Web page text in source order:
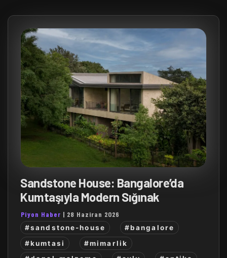
Sandstone House: Bangalore’da
Kumtaşıyla Modern Sığınak
Piyon Haber | 28 Haziran 2026
#sandstone-house
#bangalore
#kumtasi
#mimarlik